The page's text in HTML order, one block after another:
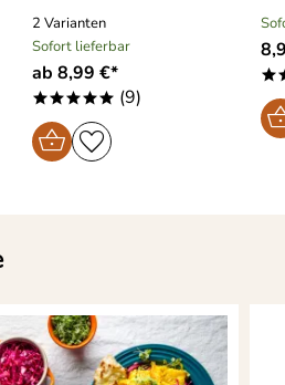
2 Varianten
Sofort lieferbar
ab 8,99 €*
***** (9)